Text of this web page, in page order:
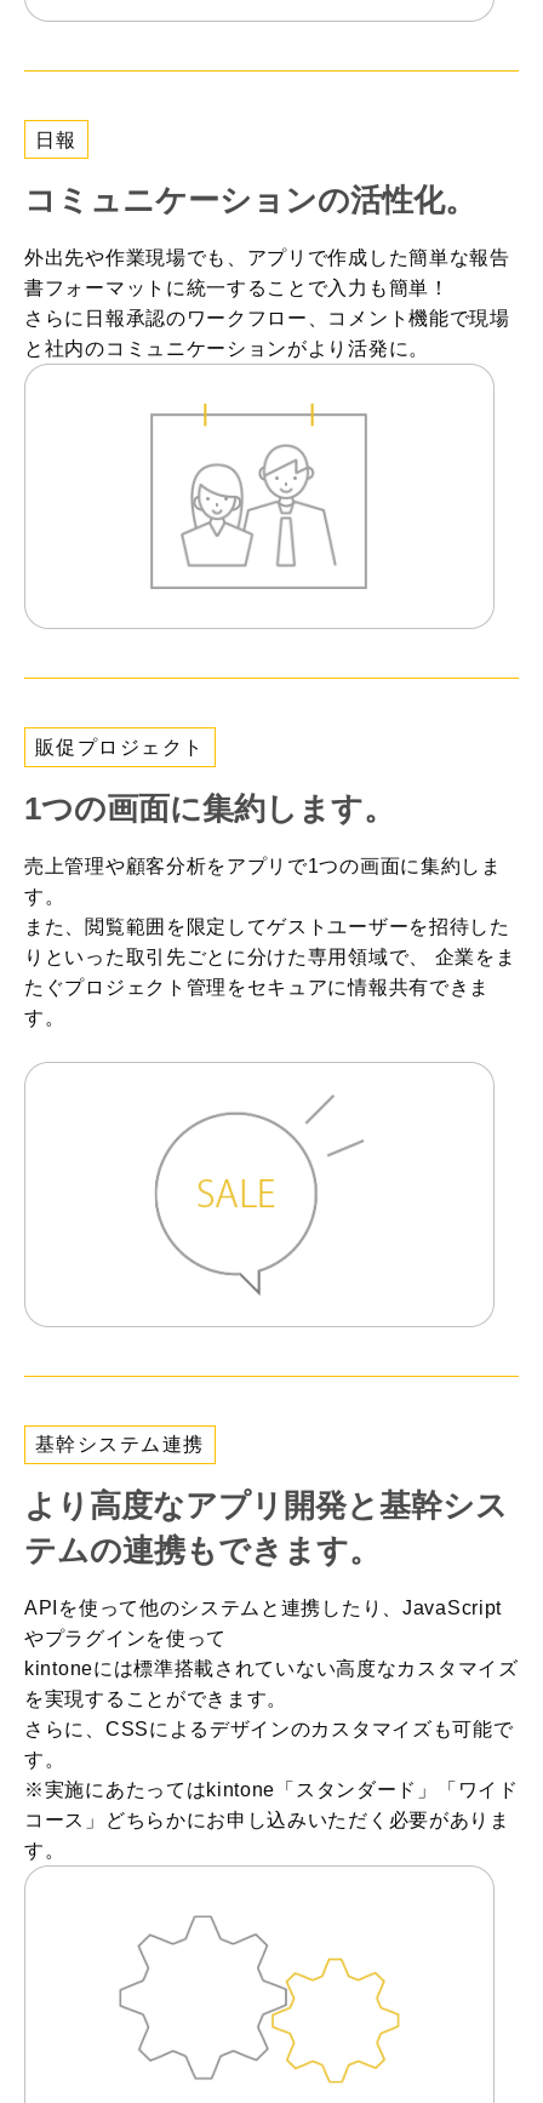
日報
コミュニケーションの活性化。
外出先や作業現場でも、アプリで作成した簡単な報告
書フォーマットに統一することで入力も簡単！
さらに日報承認のワークフロー、コメント機能で現場
と社内のコミュニケーションがより活発に。
販促プロジェクト
1つの画面に集約します。
売上管理や顧客分析をアプリで1つの画面に集約しま
す。
また、閲覧範囲を限定してゲストユーザーを招待した
りといった取引先ごとに分けた専用領域で、
企業をま
たぐプロジェクト管理をセキュアに情報共有できま
す。
基幹システム連携
より高度なアプリ開発と基幹シス
テムの連携もできます。
APIを使って他のシステムと連携したり、JavaScript
やプラグインを使って
kintoneには標準搭載されていない高度なカスタマイズ
を実現することができます。
さらに、CSSによるデザインのカスタマイズも可能で
す。
※実施にあたってはkintone「スタンダード」「ワイド
コース」どちらかにお申し込みいただく必要がありま
す。